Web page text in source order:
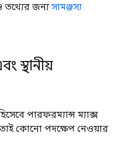
জন্য সামঞ্জস্য
স্থানীয়
পারফরম্যান্স ম্যাক্স
কোনো পদক্ষেপ নেওয়ার